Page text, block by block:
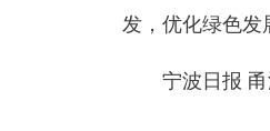
发，优化绿色发
宁波日报 甬